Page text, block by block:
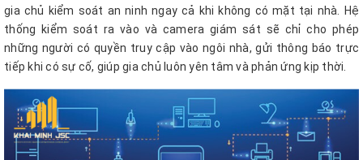
gia chủ kiểm soát an ninh ngay cả khi không có mặt tại nhà. Hệ
thống kiểm soát ra vào và camera giám sát sẽ chỉ cho phép
những người có quyền truy cập vào ngôi nhà, gửi thông báo trực
tiếp khi có sự cố, giúp gia chủ luôn yên tâm và phản ứng kịp thời.